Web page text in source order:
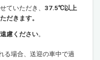
ていただき、 37.5℃以上
だきます。
慮ください。
る場合、送迎の車中で過